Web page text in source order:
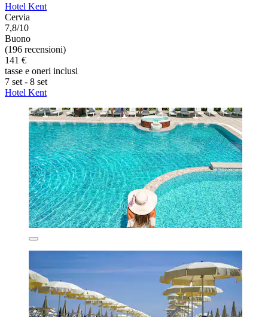
Hotel Kent
Cervia
7,8/10
Buono
(196 recensioni)
141 €
tasse e oneri inclusi
7 set - 8 set
Hotel Kent